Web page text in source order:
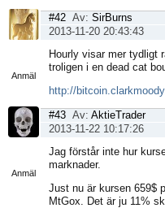
Anmäl
#42 Av: SirBurns
2013-11-20 20:43:43
Hourly visar mer tydligt
troligen i en dead cat
http://
Anmäl
#43 Av: AktieTrader
2013-11-22 10:17:26
Jag förstår inte hur
marknader.
Just nu är kursen 659$
MtGox. Det är ju 11%